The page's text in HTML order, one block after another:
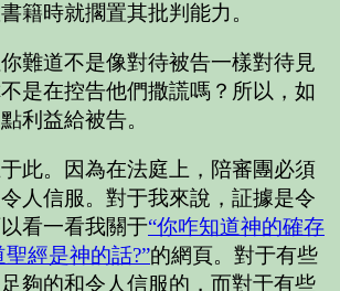
籍時就擱置其批判能力。
難道不是像對待被告一樣對待見
是在控告他們撒謊嗎？所以，如
利益給被告。
此。因為在法庭上，陪審團必須
人信服。對于我來說，証據是令
看一看我關于“你咋知道神的確存
聖經是神的話?”的網頁。對于有些
夠的和令人信服的，而對于有些